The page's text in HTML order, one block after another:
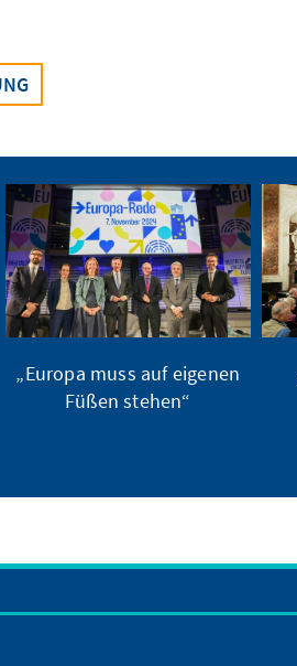
„Europa muss auf eigenen
Füßen stehen“